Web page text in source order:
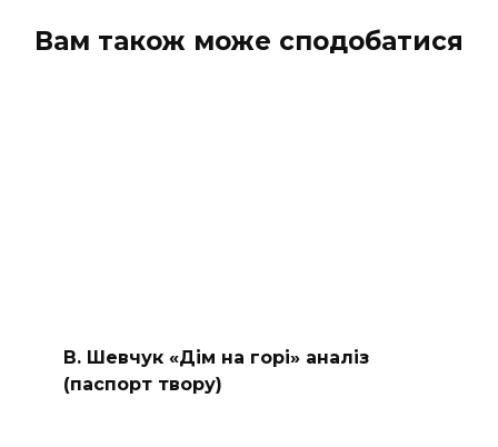
Вам також може сподобатися
В. Шевчук «Дім на горі» аналіз
(паспорт твору)